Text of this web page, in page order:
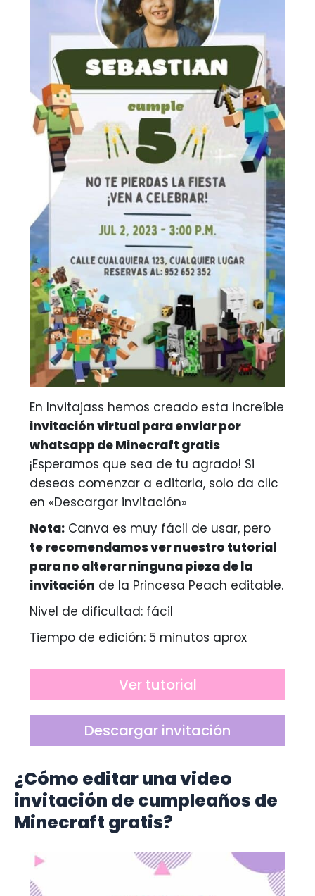
En Invitajass hemos creado esta increíble
invitación virtual para enviar por
whatsapp de Minecraft gratis
¡Esperamos que sea de tu agrado! Si
deseas comenzar a editarla, solo da clic
en «Descargar invitación»
Nota:Canva es muy fácil de usar, pero
te recomendamos ver nuestro tutorial
para no alterar ninguna pieza de la
invitación de la Princesa Peach editable.
Nivel de dificultad: fácil
Tiempo de edición: 5 minutos aprox
Ver tutorial
Descargar invitación
¿Cómo editar una video
invitación de cumpleaños de
Minecraft gratis?